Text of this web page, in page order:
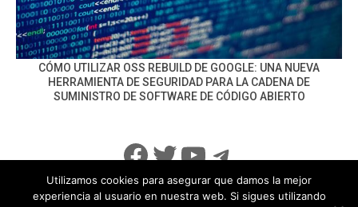
CÓMO UTILIZAR OSS REBUILD DE GOOGLE: UNA NUEVA
HERRAMIENTA DE SEGURIDAD PARA LA CADENA DE
SUMINISTRO DE SOFTWARE DE CÓDIGO ABIERTO
Facebook
Twitter
YouTube
Telegram
Utilizamos cookies para asegurar que damos la mejor
experiencia al usuario en nuestra web. Si sigues utilizando